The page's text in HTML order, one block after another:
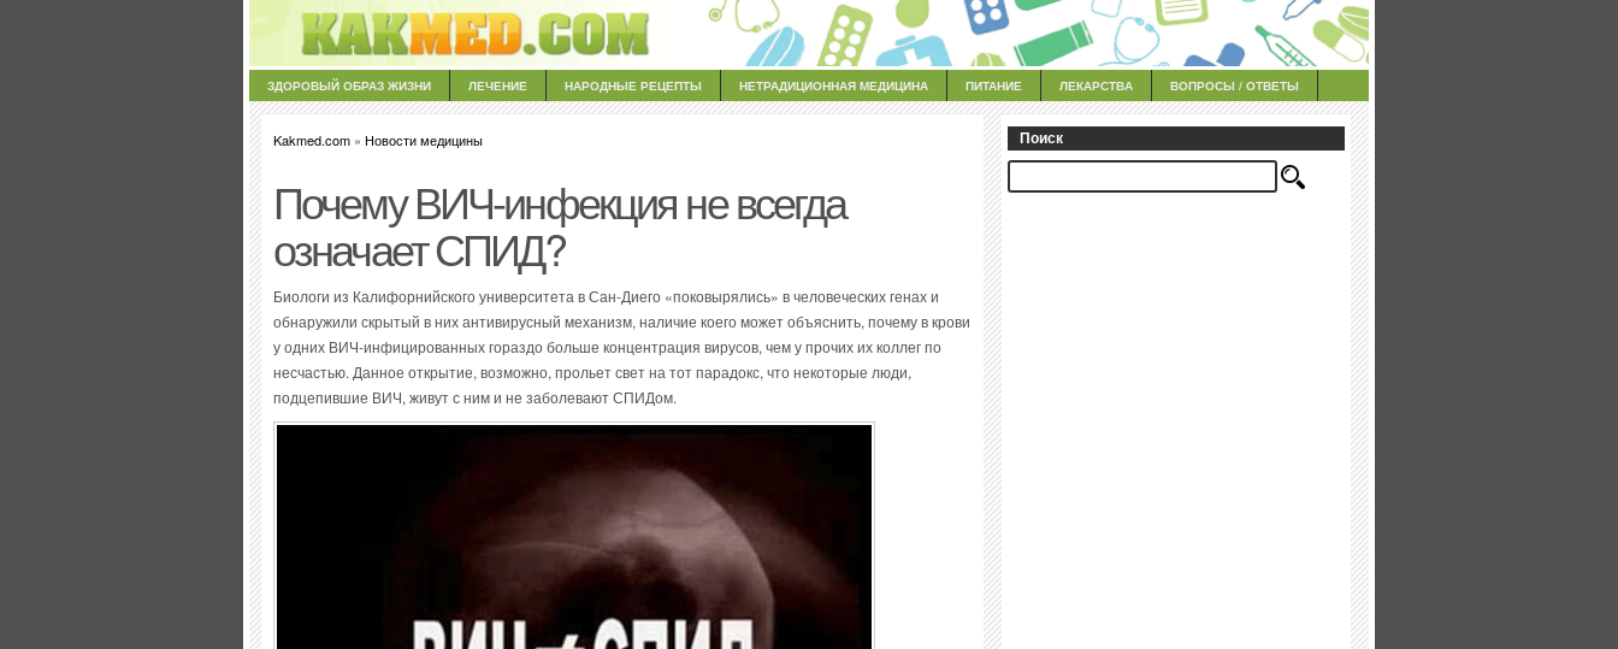
ЗДОРОВЫЙ ОБРАЗ ЖИЗНИ ЛЕЧЕНИЕ НАРОДНЫЕ РЕЦЕПТЫ НЕТРАДИЦИОННАЯ МЕДИЦИНА ПИТАНИЕ ЛЕКАРСТВА ВОПРОСЫ / ОТВЕТЫ
Kakmed.com » Новости медицины
Почему ВИЧ-инфекция не всегда
означает СПИД?
Биологи из Калифорнийского университета в Сан-Диего «поковырялись» в человеческих генах и
обнаружили скрытый в них антивирусный механизм, наличие коего может объяснить, почему в крови
у одних ВИЧ-инфицированных гораздо больше концентрация вирусов, чем у прочих их коллег по
несчастью. Данное открытие, возможно, прольет свет на тот парадокс, что некоторые люди,
подцепившие ВИЧ, живут с ним и не заболевают СПИДом.
Поиск